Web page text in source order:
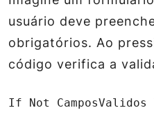
usuário deve
obrigatórios. Ao
código verifica a
If Not CamposValidos